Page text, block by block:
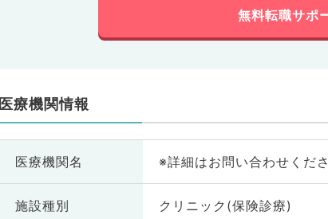
無料転職サポ
医療機関情報
医療機関名 ※詳細はお問い合わせくだ
施設種別 クリニック(保険診療)